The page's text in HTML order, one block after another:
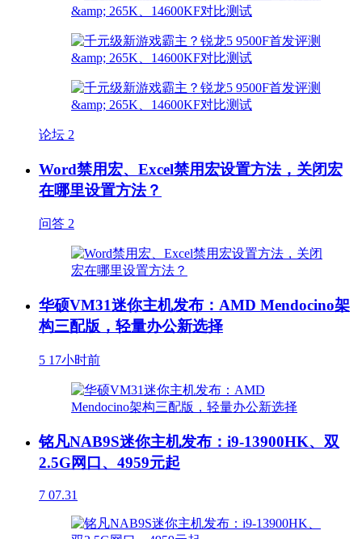
论坛 2
Word禁用宏、Excel禁用宏设置方法，关闭宏
在哪里设置方法？
问答 2
华硕VM31迷你主机发布：AMD Mendocino架
构三配版，轻量办公新选择
5 17小时前
铭凡NAB9S迷你主机发布：i9-13900HK、双
2.5G网口、4959元起
7 07.31